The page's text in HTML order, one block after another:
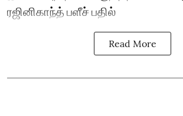
ரஜினிகாந்த் பளீச் பதில்
Read More